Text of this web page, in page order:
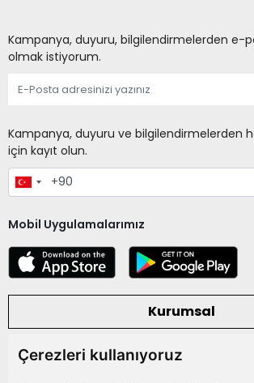
Çerezleri kullanıyoruz
Kampanya, duyuru, bilgilendirmelerden e-
olmak istiyorum.
Kampanya, duyuru ve bilgilendirmelerden
için kayıt olun.
Mobil Uygulamalarımız
Kurumsal
Kategoriler